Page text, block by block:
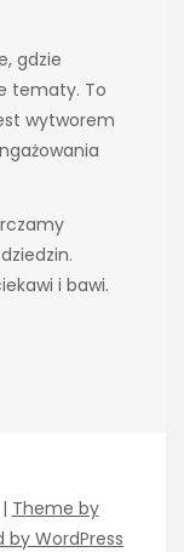
gdzie
tematy. To
wytworem
i bawi.
Theme by
by WordPress